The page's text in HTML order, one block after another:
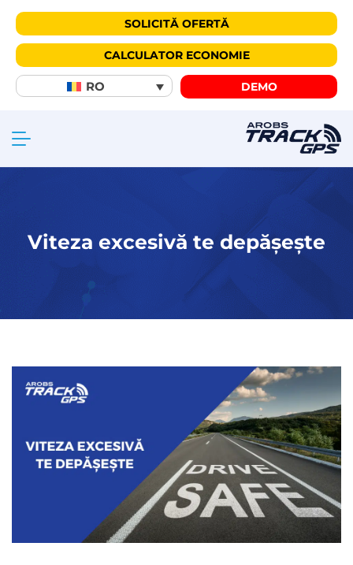
SOLICITĂ OFERTĂ
CALCULATOR ECONOMIE
RO DEMO
Viteza excesivă te depășește